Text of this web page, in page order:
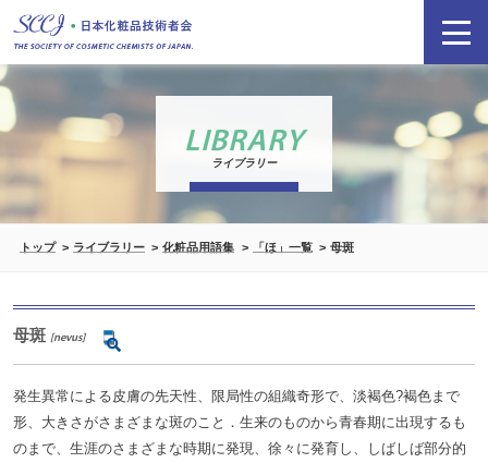
LIBRARY
ライブラリー
トップ ライブラリー 化粧品用語集 「ほ」一覧 母斑
母斑 [nevus]
発生異常による皮膚の先天性、限局性の組織奇形で、淡褐色?褐色まで
形、大きさがさまざまな斑のこと．生来のものから青春期に出現するも
のまで、生涯のさまざまな時期に発現、徐々に発育し、しばしば部分的